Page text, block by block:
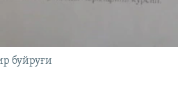
буйруғи